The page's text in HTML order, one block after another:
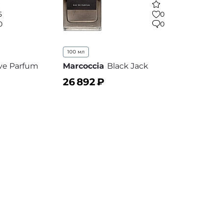
Parfum
0
0
100 мл
Marcoccia Black Jack
26 892₽